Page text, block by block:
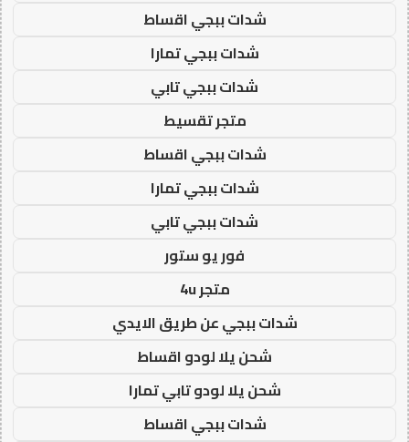
شدات ببجي اقساط
شدات ببجي تمارا
شدات ببجي تابي
متجر تقسيط
شدات ببجي اقساط
شدات ببجي تمارا
شدات ببجي تابي
فور يو ستور
متجر 4u
شدات ببجي عن طريق الايدي
شحن يلا لودو اقساط
شحن يلا لودو تابي تمارا
شدات ببجي اقساط